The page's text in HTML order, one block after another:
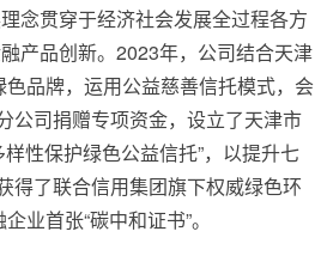
念贯穿于经济社会发展全过程各方
产品创新。2023年，公司结合天津
品牌，运用公益慈善信托模式，会
公司捐赠专项资金，设立了天津市
性保护绿色公益信托”，以提升七
得了联合信用集团旗下权威绿色环
业首张“碳中和证书”。